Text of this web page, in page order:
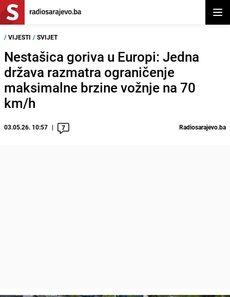
/ VIJESTI / SVIJET
Nestašica goriva u Europi: Jedna
država razmatra ograničenje
maksimalne brzine vožnje na 70
km/h
03.05.26. 10:57 7 Radiosarajevo.ba